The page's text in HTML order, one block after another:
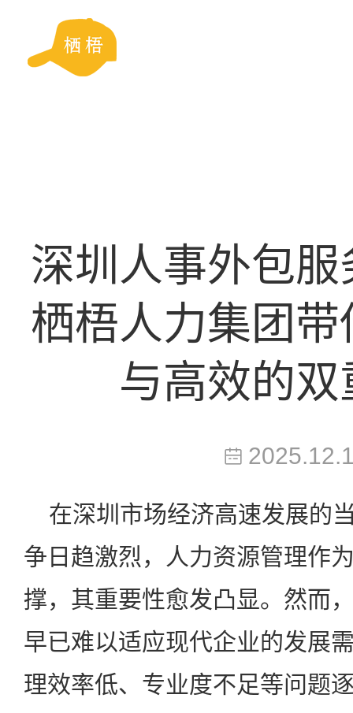
深圳人事外包
栖梧人力集团
与高效的双
在深圳市场经济高速发展的
争日趋激烈，人力资源管理作
撑，其重要性愈发凸显。然而
早已难以适应现代企业的发展
理效率低、专业度不足等问题